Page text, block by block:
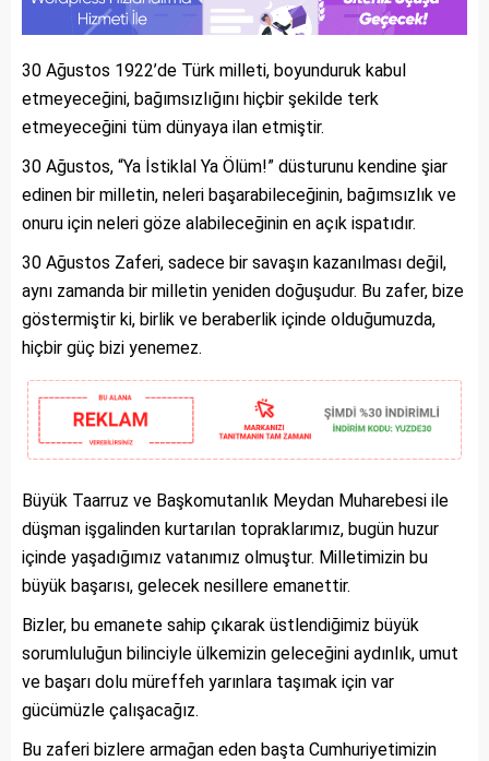
30 Ağustos 1922’de Türk milleti, boyunduruk kabul
etmeyeceğini, bağımsızlığını hiçbir şekilde terk
etmeyeceğini tüm dünyaya ilan etmiştir.
30 Ağustos, “Ya İstiklal Ya Ölüm!” düsturunu kendine şiar
edinen bir milletin, neleri başarabileceğinin, bağımsızlık ve
onuru için neleri göze alabileceğinin en açık ispatıdır.
30 Ağustos Zaferi, sadece bir savaşın kazanılması değil,
aynı zamanda bir milletin yeniden doğuşudur. Bu zafer, bize
göstermiştir ki, birlik ve beraberlik içinde olduğumuzda,
hiçbir güç bizi yenemez.
Büyük Taarruz ve Başkomutanlık Meydan Muharebesi ile
düşman işgalinden kurtarılan topraklarımız, bugün huzur
içinde yaşadığımız vatanımız olmuştur. Milletimizin bu
büyük başarısı, gelecek nesillere emanettir.
Bizler, bu emanete sahip çıkarak üstlendiğimiz büyük
sorumluluğun bilinciyle ülkemizin geleceğini aydınlık, umut
ve başarı dolu müreffeh yarınlara taşımak için var
gücümüzle çalışacağız.
Bu zaferi bizlere armağan eden başta Cumhuriyetimizin